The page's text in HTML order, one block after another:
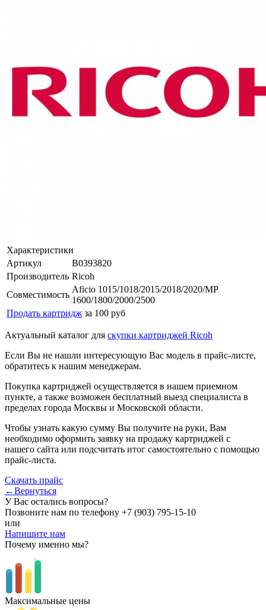
Характеристики
Артикул
B0393820
Производитель Ricoh
Совместимость
Aficio 1015/1018/2015/2018/2020/MP
1600/1800/2000/2500
Продать картридж за 100 руб
Актуальный каталог для скупки картриджей Ricoh
Если Вы не нашли интересующую Вас модель в прайс-листе,
обратитесь к нашим менеджерам.
Покупка картриджей осуществляется в нашем приемном
пункте, а также возможен бесплатный выезд специалиста в
пределах города Москвы и Московской области.
Чтобы узнать какую сумму Вы получите на руки, Вам
необходимо оформить заявку на продажу картриджей с
нашего сайта или подсчитать итог самостоятельно с помощью
прайс-листа.
Скачать прайс
←Вернуться
У Вас остались вопросы?
Позвоните нам по телефону +7 (903) 795-15-10
или
Напишите нам
Почему именно мы?
Максимальные цены